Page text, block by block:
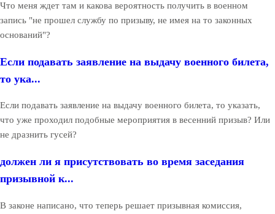
Что меня ждет там и какова вероятность получить в военном
запись "не прошел службу по призыву, не имея на то законных
оснований"?
Если подавать заявление на выдачу военного билета,
то ука...
Если подавать заявление на выдачу военного билета, то указать,
что уже проходил подобные мероприятия в весенний призыв? Или
не дразнить гусей?
должен ли я присутствовать во время заседания
призывной к...
В законе написано, что теперь решает призывная комиссия,